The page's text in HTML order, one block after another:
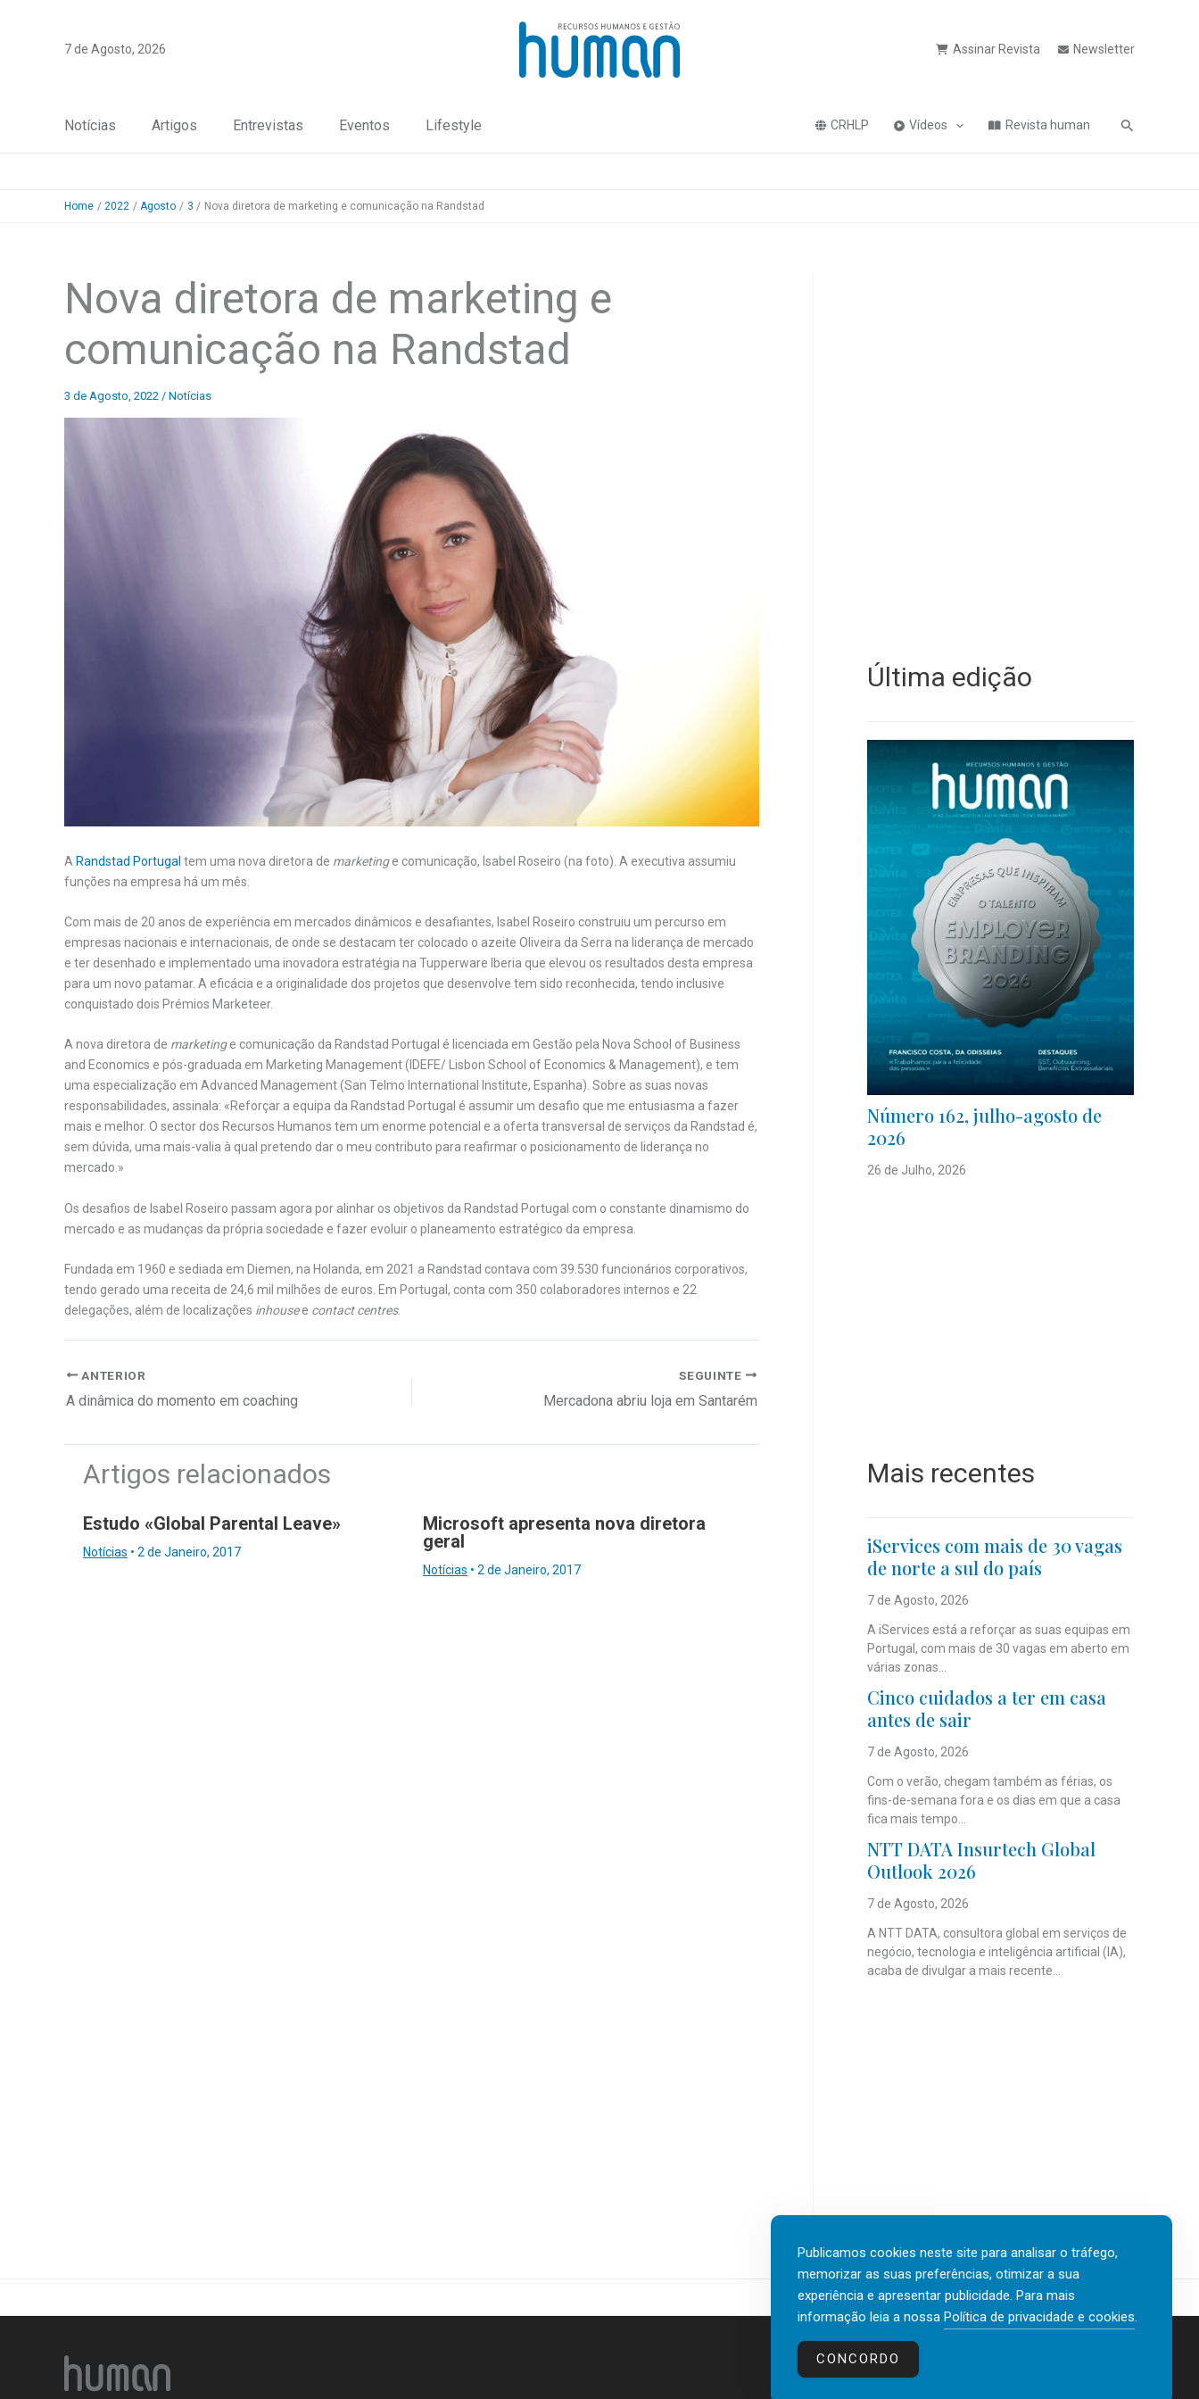
7 de Agosto, 2026 Assinar Revista Newsletter
Notícias Artigos Entrevistas Eventos Lifestyle CRHLP Vídeos Revista human Pesquisa
Home 2022 Agosto 3 Nova diretora de marketing e comunicação na Randstad
Nova diretora de marketing e
comunicação na Randstad
3 de Agosto, 2022 / Notícias
A Randstad Portugal tem uma nova diretora de marketinge comunicação, Isabel Roseiro (na foto). A executiva assumiu
funções na empresa há um mês.
Com mais de 20 anos de experiência em mercados dinâmicos e desafiantes, Isabel Roseiro construiu um percurso em
empresas nacionais e internacionais, de onde se destacam ter colocado o azeite Oliveira da Serra na liderança de mercado
e ter desenhado e implementado uma inovadora estratégia na Tupperware Iberia que elevou os resultados desta empresa
para um novo patamar. A eficácia e a originalidade dos projetos que desenvolve tem sido reconhecida, tendo inclusive
conquistado dois Prémios Marketeer.
A nova diretora de marketinge comunicação da Randstad Portugal é licenciada em Gestão pela Nova School of Business
and Economics e pós-graduada em Marketing Management (IDEFE/ Lisbon School of Economics & Management), e tem
uma especialização em Advanced Management (San Telmo International Institute, Espanha). Sobre as suas novas
responsabilidades, assinala: «Reforçar a equipa da Randstad Portugal é assumir um desafio que me entusiasma a fazer
mais e melhor. O sector dos Recursos Humanos tem um enorme potencial e a oferta transversal de serviços da Randstad é,
sem dúvida, uma mais-valia à qual pretendo dar o meu contributo para reafirmar o posicionamento de liderança no
mercado.»
Os desafios de Isabel Roseiro passam agora por alinhar os objetivos da Randstad Portugal com o constante dinamismo do
mercado e as mudanças da própria sociedade e fazer evoluir o planeamento estratégico da empresa.
Fundada em 1960 e sediada em Diemen, na Holanda, em 2021 a Randstad contava com 39.530 funcionários corporativos,
tendo gerado uma receita de 24,6 mil milhões de euros. Em Portugal, conta com 350 colaboradores internos e 22
delegações, além de localizações inhousee contact centres.
ANTERIOR
A dinâmica do momento em coaching
SEGUINTE
Mercadona abriu loja em Santarém
Artigos relacionados
Estudo «Global Parental Leave»
Notícias • 2 de Janeiro, 2017
Microsoft apresenta nova diretora
geral
Notícias • 2 de Janeiro, 2017
Última edição
Número 162, julho-agosto de
2026
26 de Julho, 2026
Mais recentes
iServices com mais de 30 vagas
de norte a sul do país
7 de Agosto, 2026
A iServices está a reforçar as suas equipas em
Portugal, com mais de 30 vagas em aberto em
várias zonas...
Cinco cuidados a ter em casa
antes de sair
7 de Agosto, 2026
Com o verão, chegam também as férias, os
fins-de-semana fora e os dias em que a casa
fica mais tempo...
NTT DATA Insurtech Global
Outlook 2026
7 de Agosto, 2026
A NTT DATA, consultora global em serviços de
negócio, tecnologia e inteligência artificial (IA),
acaba de divulgar a mais recente...
Contactos
Publicamos cookies neste site para analisar o tráfego,
memorizar as suas preferências, otimizar a sua
experiência e apresentar publicidade. Para mais
informação leia a nossa Política de privacidade e cookies.
CONCORDO